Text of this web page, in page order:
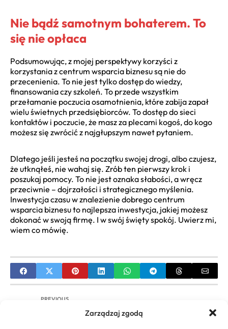
Zarządzaj zgodą
Nie bądź samotnym bohaterem. To
się nie opłaca
Podsumowując, z mojej perspektywy korzyści z
korzystania z centrum wsparcia biznesu są nie do
przecenienia. To nie jest tylko dostęp do wiedzy,
finansowania czy szkoleń. To przede wszystkim
przełamanie poczucia osamotnienia, które zabija zapał
wielu świetnych przedsiębiorców. To dostęp do sieci
kontaktów i poczucie, że masz za plecami kogoś, do kogo
możesz się zwrócić z najgłupszym nawet pytaniem.
Dlatego jeśli jesteś na początku swojej drogi, albo czujesz,
że utknąłeś, nie wahaj się. Zrób ten pierwszy krok i
poszukaj pomocy. To nie jest oznaka słabości, a wręcz
przeciwnie – dojrzałości i strategicznego myślenia.
Inwestycja czasu w znalezienie dobrego centrum
wsparcia biznesu to najlepsza inwestycja, jakiej możesz
dokonać w swoją firmę. I w swój święty spokój. Uwierz mi,
wiem co mówię.
PREVIOUS
Praktyczna Etyka w Biznesie Przykłady: Case